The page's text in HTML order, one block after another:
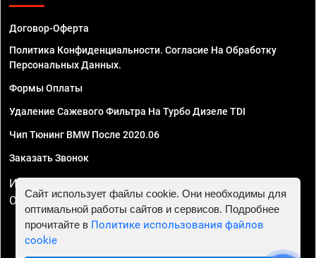
Договор-Оферта
Политика Конфиденциальности. Согласие На Обработку
Персональных Данных.
Формы Оплаты
Удаление Сажевого Фильтра На Турбо Дизеле TDI
Чип Тюнинг BMW После 2020.06
Заказать Звонок
ИП Смирнов Георгий Павлович. ИНН 781302555843,
ОГРНИП 324470400032610
Сайт использует файлы cookie. Они необходимы для
оптимальной работы сайтов и сервисов. Подробнее
прочитайте в Политике использования файлов
cookie